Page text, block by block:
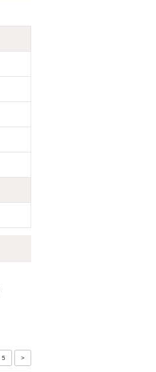
5 >